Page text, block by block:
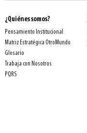
¿Quiénes somos?
Pensamiento Institucional
Matriz Estratégica OtroMundo
Glosario
Trabaja con Nosotros
PQRS